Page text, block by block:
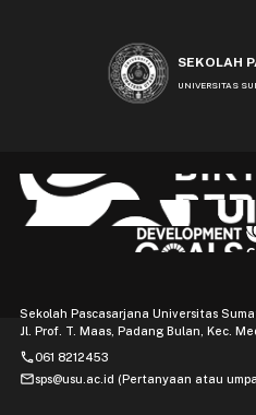
SEKOLAH
UNIVERSITAS
Sekolah Pascasarjana Universitas
Jl. Prof. T. Maas, Padang Bulan, Kec.
phone061 8212453
mailsps@usu.ac.id (Pertanyaan atau